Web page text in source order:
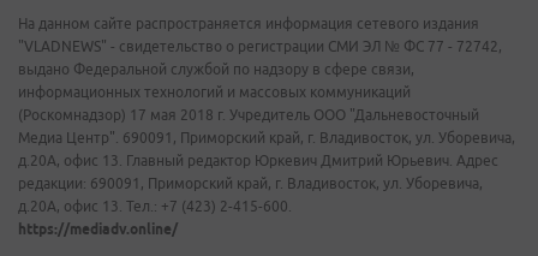
На данном сайте распространяется информация сетевого издания
"VLADNEWS" - свидетельство о регистрации СМИ ЭЛ № ФС 77 - 72742,
выдано Федеральной службой по надзору в сфере связи,
информационных технологий и массовых коммуникаций
(Роскомнадзор) 17 мая 2018 г. Учредитель ООО "Дальневосточный
Медиа Центр". 690091, Приморский край, г. Владивосток, ул. Уборевича,
д.20А, офис 13. Главный редактор Юркевич Дмитрий Юрьевич. Адрес
редакции: 690091, Приморский край, г. Владивосток, ул. Уборевича,
д.20А, офис 13. Тел.: +7 (423) 2-415-600.
https://mediadv.online/